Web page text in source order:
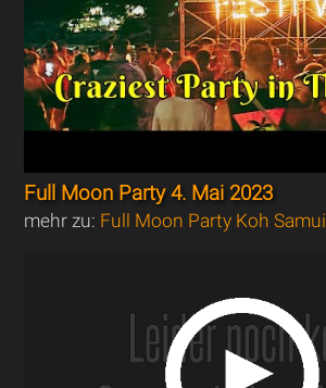
Full Moon Party 4. Mai 2023
mehr zu: Full Moon Party Koh Samui